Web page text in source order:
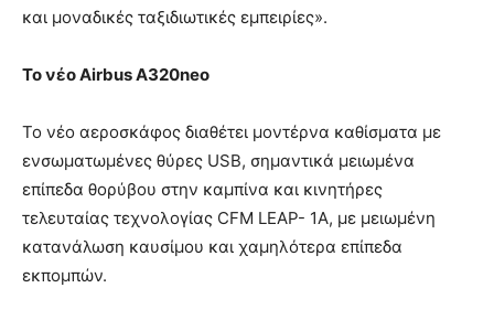
και μοναδικές ταξιδιωτικές εμπειρίες».
Το νέο Airbus A320neo
Το νέο αεροσκάφος διαθέτει μοντέρνα καθίσματα με
ενσωματωμένες θύρες USB, σημαντικά μειωμένα
επίπεδα θορύβου στην καμπίνα και κινητήρες
τελευταίας τεχνολογίας CFM LEAP- 1A, με μειωμένη
κατανάλωση καυσίμου και χαμηλότερα επίπεδα
εκπομπών.